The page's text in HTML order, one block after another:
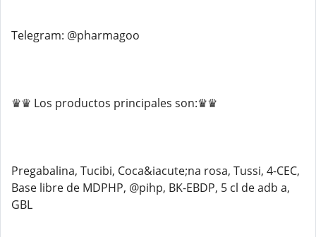
Telegram: @pharmagoo
♛♛ Los productos principales son:♛♛
Pregabalina, Tucibi, Coca&iacute;na rosa, Tussi, 4-CEC,
Base libre de MDPHP, @pihp, BK-EBDP, 5 cl de adb a,
GBL